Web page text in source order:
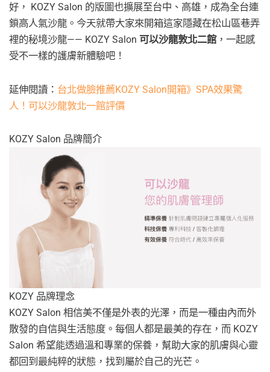
好， KOZY Salon 的版圖也擴展至台中、高雄，成為全台連
鎖高人氣沙龍。今天就帶大家來開箱這家隱藏在松山區巷弄
裡的秘境沙龍—— KOZY Salon 可以沙龍敦北二館，一起感
受不一樣的護膚新體驗吧！
延伸閱讀： 台北做臉推薦KOZY Salon開箱》SPA效果驚
人！可以沙龍敦北一館評價
KOZY Salon 品牌簡介
KOZY 品牌理念
KOZY Salon 相信美不僅是外表的光澤，而是一種由內而外
散發的自信與生活態度。每個人都是最美的存在，而 KOZY
Salon 希望能透過溫和專業的保養，幫助大家的肌膚與心靈
都回到最純粹的狀態，找到屬於自己的光芒。